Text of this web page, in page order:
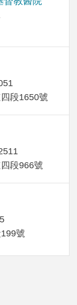
段1650號
段966號
號